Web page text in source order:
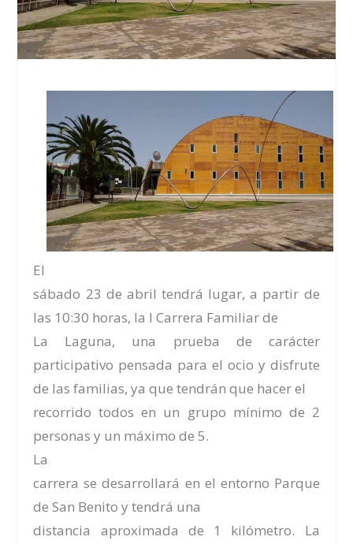
El
sábado 23 de abril tendrá lugar, a partir de
las 10:30 horas, la I Carrera Familiar de
La Laguna, una prueba de carácter
participativo pensada para el ocio y disfrute
de las familias, ya que tendrán que hacer el
recorrido todos en un grupo mínimo de 2
personas y un máximo de 5.
La
carrera se desarrollará en el entorno Parque
de San Benito y tendrá una
distancia aproximada de 1 kilómetro. La